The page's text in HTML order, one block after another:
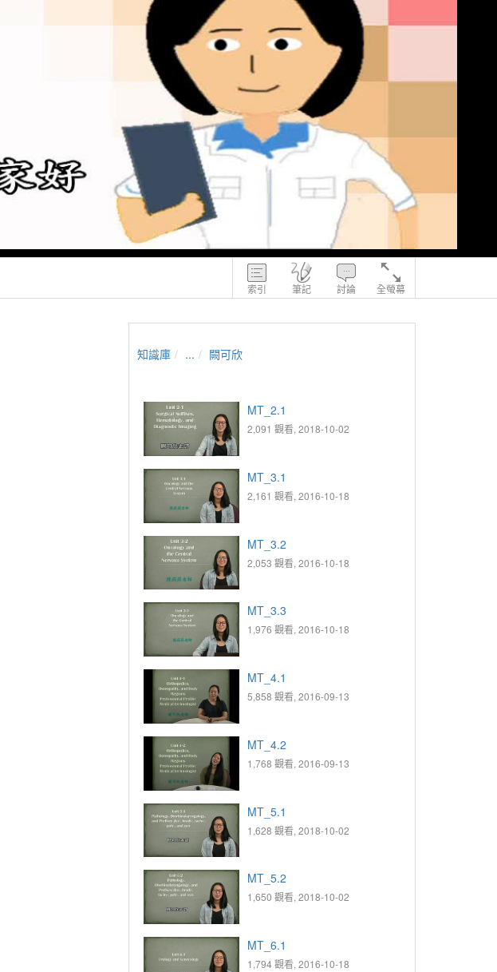
索引 筆記 討論 全螢幕
知識庫 ... 闕可欣
MT_2.1
2,091 觀看, 2018-10-02
MT_3.1
2,161 觀看, 2016-10-18
MT_3.2
2,053 觀看, 2016-10-18
MT_3.3
1,976 觀看, 2016-10-18
MT_4.1
5,858 觀看, 2016-09-13
MT_4.2
1,768 觀看, 2016-09-13
MT_5.1
1,628 觀看, 2018-10-02
MT_5.2
1,650 觀看, 2018-10-02
MT_6.1
1,794 觀看, 2016-10-18